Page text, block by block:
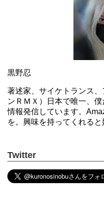
黒野忍
著述家、サイケトランス
ンＲＭＸ）日本で唯一、
情報発信しています。
を。興味を持ってくれると
Twitter